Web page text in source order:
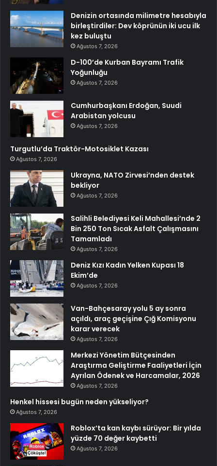
Denizin ortasında milimetre hesabıyla
birleştirdiler: Dev köprünün iki ucu ilk
kez buluştu
Ağustos 7, 2026
D-100’de Kurban Bayramı Trafik
Yoğunluğu
Ağustos 7, 2026
Cumhurbaşkanı Erdoğan, Suudi
Arabistan yolcusu
Ağustos 7, 2026
Turgutlu’da Traktör-Motosiklet Kazası
Ağustos 7, 2026
Ukrayna, NATO Zirvesi’nden destek
bekliyor
Ağustos 7, 2026
Salihli Belediyesi Keli Mahallesi’nde 2
Bin 250 Ton Sıcak Asfalt Çalışmasını
Tamamladı
Ağustos 7, 2026
Deniz Kızı Kadın Yelken Kupası 18
Ekim’de
Ağustos 7, 2026
Van-Bahçesaray yolu 5 ay sonra
açıldı, araç geçişine Çığ Komisyonu
karar verecek
Ağustos 7, 2026
Merkezi Yönetim Bütçesinden
Araştırma Geliştirme Faaliyetleri İçin
Ayrılan Ödenek ve Harcamalar, 2026
Ağustos 7, 2026
Henkel hissesi bugün neden yükseliyor?
Ağustos 7, 2026
Roblox’ta kan kaybı sürüyor: Bir yılda
yüzde 70 değer kaybetti
Ağustos 7, 2026